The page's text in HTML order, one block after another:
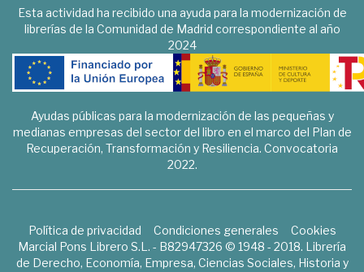
Esta actividad ha recibido una ayuda para la modernización de
librerías de la Comunidad de Madrid correspondiente al año
2024
Ayudas públicas para la modernización de las pequeñas y
medianas empresas del sector del libro en el marco del Plan de
Recuperación, Transformación y Resiliencia. Convocatoria
2022.
Política de privacidad Condiciones generales
Cookies
Marcial Pons Librero S.L. - B82947326 © 1948 - 2018. Librería
de Derecho, Economía, Empresa, Ciencias Sociales, Historia y